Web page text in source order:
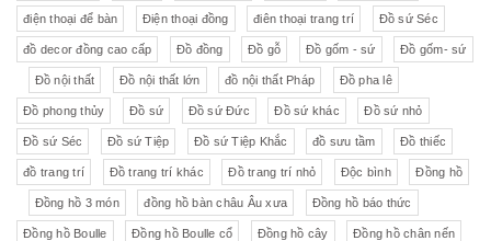
điện thoại để bàn Điện thoại đồng điên thoại trang trí Đồ sứ Séc
đồ decor đồng cao cấp Đồ đồng Đồ gỗ Đồ gốm - sứ Đồ gốm- sứ
Đồ nội thất Đồ nội thất lớn đồ nội thất Pháp Đồ pha lê
Đồ phong thủy Đồ sứ Đồ sứ Đức Đồ sứ khác Đồ sứ nhỏ
Đồ sứ Séc Đồ sứ Tiệp Đồ sứ Tiệp Khắc đồ sưu tầm Đồ thiếc
đồ trang trí Đồ trang trí khác Đồ trang trí nhỏ Độc bình Đồng hồ
Đồng hồ 3 món đồng hồ bàn châu Âu xưa Đồng hồ báo thức
Đồng hồ Boulle Đồng hồ Boulle cổ Đồng hồ cây Đồng hồ chân nến